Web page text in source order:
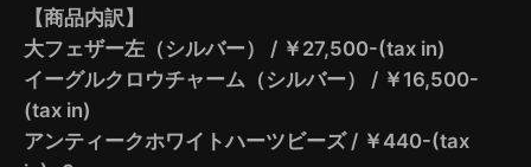
【商品内訳】
大フェザー左（シルバー） / ￥27,500-(tax in)
イーグルクロウチャーム（シルバー） / ￥16,500-
(tax in)
アンティークホワイトハーツビーズ / ￥440-(tax